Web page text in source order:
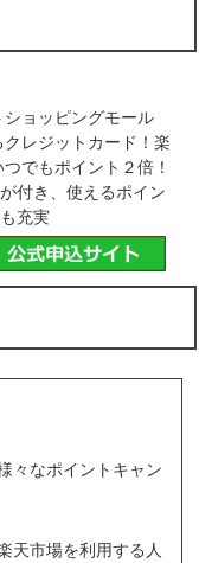
ョッピングモール
クレジットカード！楽
でもポイント２倍！
付き、使えるポイン
充実
々なポイントキャン
天市場を利用する人